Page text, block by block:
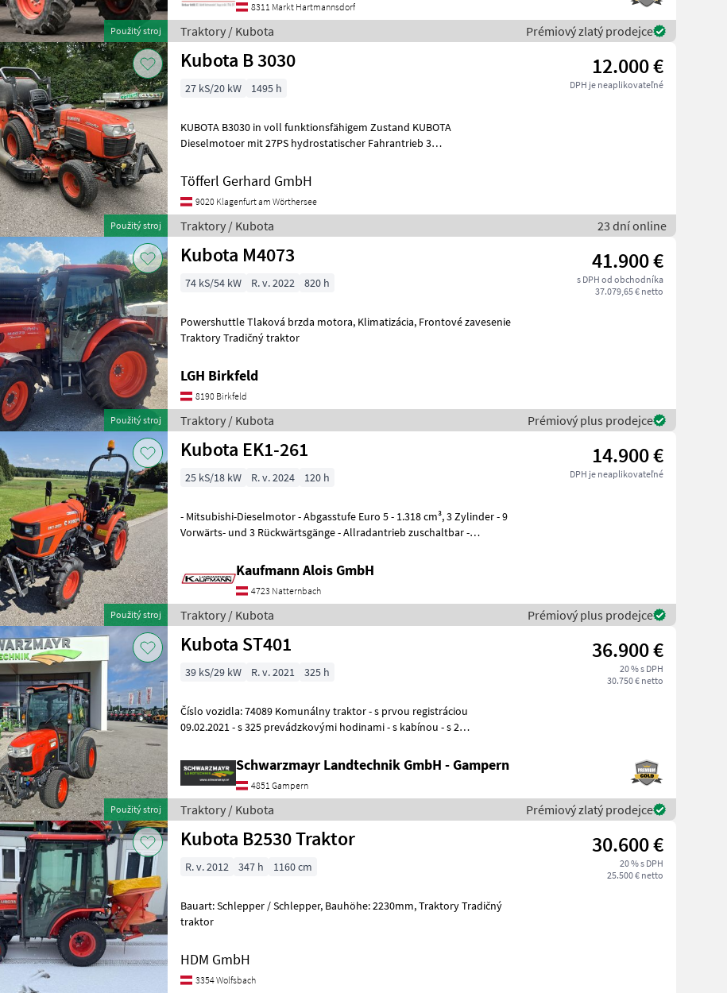
Použitý stroj
8311 Markt Hartmannsdorf
Traktory / Kubota Prémiový zlatý prodejce
Použitý stroj
Kubota B 3030 12.000 €
DPH je neaplikovateľné
27 kS/20 kW 1495 h
KUBOTA B3030 in voll funktionsfähigem Zustand KUBOTA
Dieselmotoer mit 27PS hydrostatischer Fahrantrieb 3
Töfferl Gerhard GmbH
9020 Klagenfurt am Wörthersee
Traktory / Kubota 23 dní online
Použitý stroj
Kubota M4073 41.900 €
s DPH od obchodníka
37.079,65 € netto
74 kS/54 kW R. v. 2022 820 h
Powershuttle Tlaková brzda motora, Klimatizácia, Frontové zavesenie
Traktory Tradičný traktor
LGH Birkfeld
8190 Birkfeld
Traktory / Kubota Prémiový plus prodejce
Použitý stroj
Kubota EK1-261 14.900 €
DPH je neaplikovateľné
25 kS/18 kW R. v. 2024 120 h
- Mitsubishi-Dieselmotor - Abgasstufe Euro 5 - 1.318 cm³, 3 Zylinder - 9
Vorwärts- und 3 Rückwärtsgänge - Allradantrieb zuschaltbar -
Kaufmann Alois GmbH
4723 Natternbach
Traktory / Kubota Prémiový plus prodejce
Použitý stroj
Kubota ST401 36.900 €
20 % s DPH
30.750 € netto
39 kS/29 kW R. v. 2021 325 h
Číslo vozidla: 74089 Komunálny traktor - s prvou registráciou
09.02.2021 - s 325 prevádzkovými hodinami - s kabínou - s 2
Schwarzmayr Landtechnik GmbH - Gampern
4851 Gampern
Traktory / Kubota Prémiový zlatý prodejce
Kubota B2530 Traktor 30.600 €
20 % s DPH
25.500 € netto
R. v. 2012 347 h 1160 cm
Bauart: Schlepper / Schlepper, Bauhöhe: 2230mm, Traktory Tradičný
traktor
HDM GmbH
3354 Wolfsbach